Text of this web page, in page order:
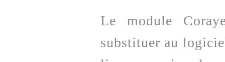
Le module
substituer au